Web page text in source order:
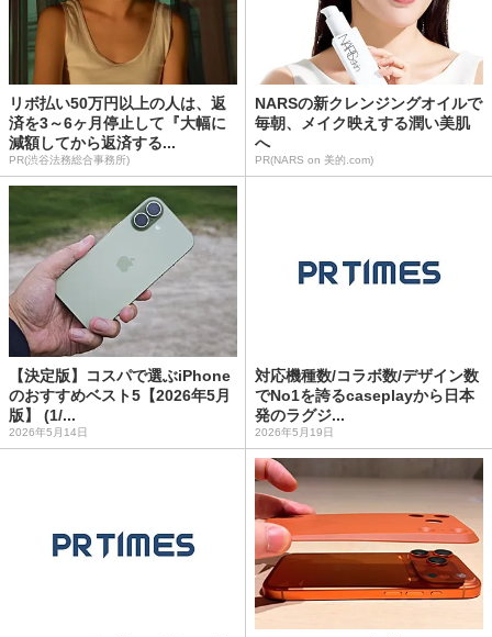
リボ払い50万円以上の人は、返
済を3～6ヶ月停止して『大幅に
減額してから返済する...
PR(渋谷法務総合事務所)
NARSの新クレンジングオイルで
毎朝、メイク映えする潤い美肌
へ
PR(NARS on 美的.com)
【決定版】コスパで選ぶiPhone
のおすすめベスト5【2026年5月
版】 (1/...
2026年5月14日
対応機種数/コラボ数/デザイン数
でNo1を誇るcaseplayから日本
発のラグジ...
2026年5月19日